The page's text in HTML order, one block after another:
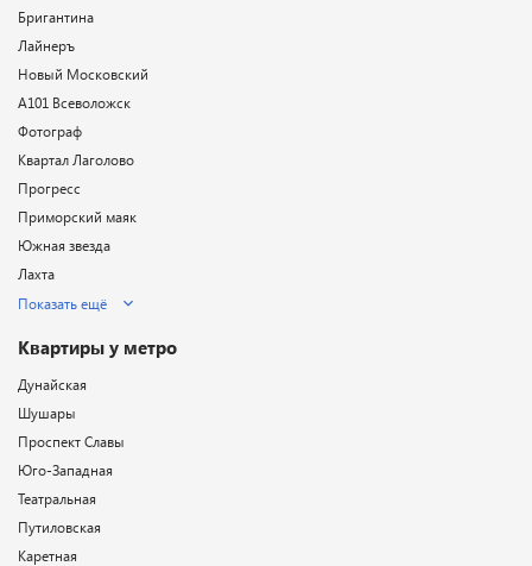
Бригантина
Лайнеръ
Новый Московский
А101 Всеволожск
Фотограф
Квартал Лаголово
Прогресс
Приморский маяк
Южная звезда
Лахта
Показать ещё
Квартиры у метро
Дунайская
Шушары
Проспект Славы
Юго-Западная
Театральная
Путиловская
Каретная